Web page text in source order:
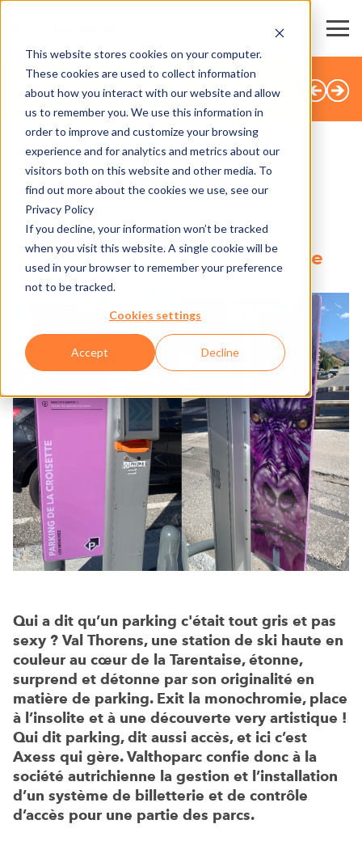
This website stores cookies on your computer.
These cookies are used to collect information
about how you interact with our website and allow
us to remember you. We use this information in
order to improve and customize your browsing
experience and for analytics and metrics about our
visitors both on this website and other media. To
find out more about the cookies we use, see our
Privacy Policy
If you decline, your information won’t be tracked
when you visit this website. A single cookie will be
used in your browser to remember your preference
not to be tracked.
Cookies settings
Accept Decline
TOUTES LES ACTUALITÉS
SHARE
30.01.2024
Axess & Street Art en Tarentaise
Qui a dit qu’un parking c'était tout gris et pas
sexy ? Val Thorens, une station de ski haute en
couleur au cœur de la Tarentaise, étonne,
surprend et détonne par son originalité en
matière de parking. Exit la monochromie, place
à l’insolite et à une découverte very artistique !
Qui dit parking, dit aussi accès, et ici c’est
Axess qui gère. Valthoparc confie donc à la
société autrichienne la gestion et l’installation
d’un système de billetterie et de contrôle
d’accès pour une partie des parcs.